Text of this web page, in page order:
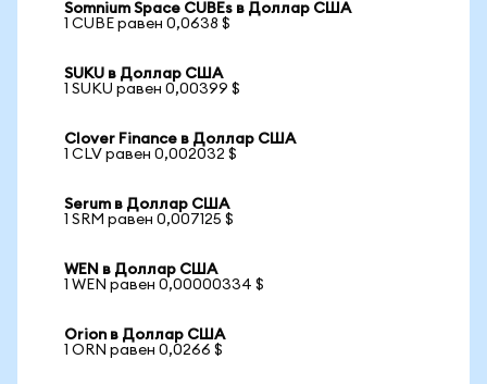
Somnium Space CUBEs в Доллар США
1 CUBE равен 0,0638 $
SUKU в Доллар США
1 SUKU равен 0,00399 $
Clover Finance в Доллар США
1 CLV равен 0,002032 $
Serum в Доллар США
1 SRM равен 0,007125 $
WEN в Доллар США
1 WEN равен 0,00000334 $
Orion в Доллар США
1 ORN равен 0,0266 $